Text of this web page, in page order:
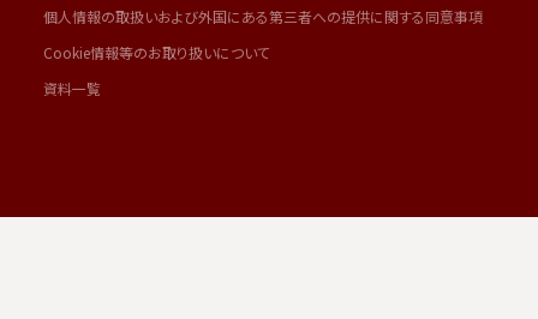
個人情報の取扱いおよび外国にある第三者への提供に関する同意事項
Cookie情報等のお取り扱いについて
資料一覧